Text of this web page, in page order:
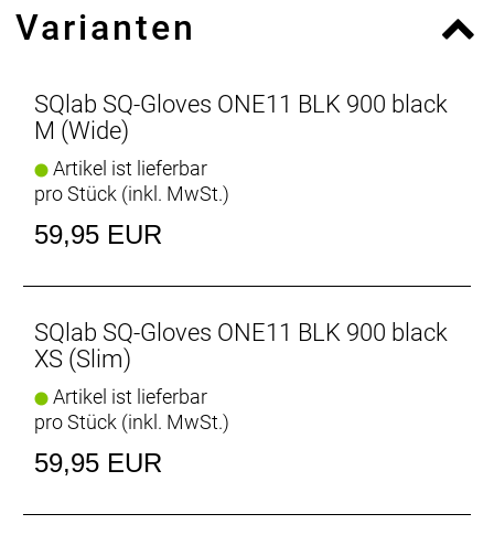
Varianten
SQlab SQ-Gloves ONE11 BLK 900 black
M (Wide)
Artikel ist lieferbar
pro Stück (inkl. MwSt.)
59,95 EUR
SQlab SQ-Gloves ONE11 BLK 900 black
XS (Slim)
Artikel ist lieferbar
pro Stück (inkl. MwSt.)
59,95 EUR